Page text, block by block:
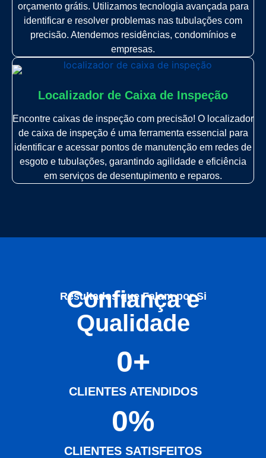
orçamento grátis. Utilizamos tecnologia avançada para
identificar e resolver problemas nas tubulações com
precisão. Atendemos residências, condomínios e
empresas.
Localizador de Caixa de Inspeção
Encontre caixas de inspeção com precisão! O localizador
de caixa de inspeção é uma ferramenta essencial para
identificar e acessar pontos de manutenção em redes de
esgoto e tubulações, garantindo agilidade e eficiência
em serviços de desentupimento e reparos.
Resultados que Falam por Si
Confiança e
Qualidade
CLIENTES ATENDIDOS
0+
CLIENTES SATISFEITOS
0%